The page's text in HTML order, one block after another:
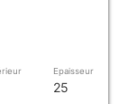
Epaisseur
25